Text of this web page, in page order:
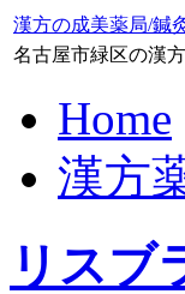
漢方の成美薬局/鍼
名古屋市緑区の漢
Home
漢方
リス